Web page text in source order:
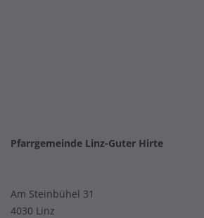
Pfarrgemeinde Linz-Guter Hirte
Am Steinbühel 31
4030 Linz